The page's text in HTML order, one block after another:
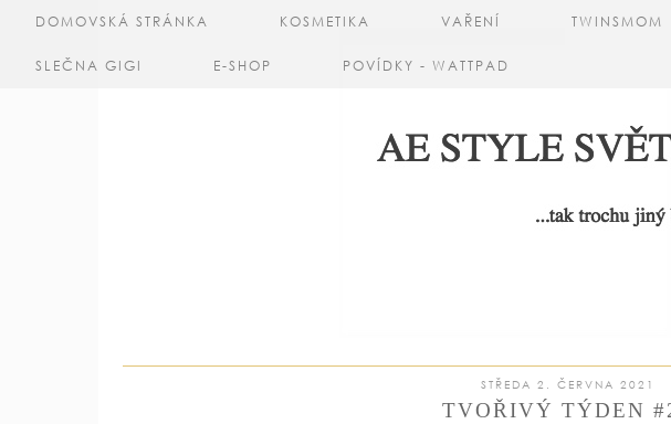
DOMOVSKÁ STRÁNKA KOSMETIKA VAŘENÍ TWINSMOM
SLEČNA GIGI E-SHOP POVÍDKY - WATTPAD
STŘEDA 2. ČERVNA 2021
TVOŘIVÝ TÝDEN